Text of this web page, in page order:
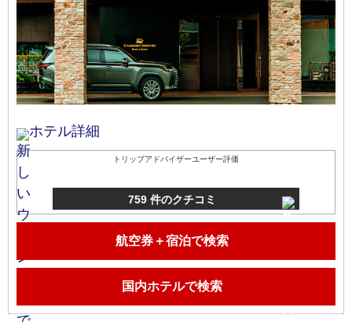
ホテル詳細
トリップアドバイザーユーザー評価
759 件のクチコミ
航空券＋宿泊で検索
国内ホテルで検索